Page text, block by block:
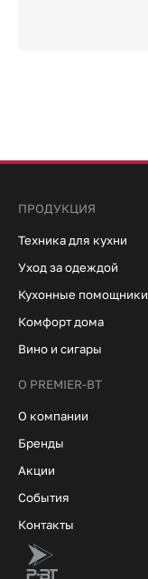
ПРОДУКЦИЯ
Техника для кухни
Уход за одеждой
Кухонные помощники
Комфорт дома
Вино и сигары
О PREMIER-BT
О компании
Бренды
Акции
События
Контакты